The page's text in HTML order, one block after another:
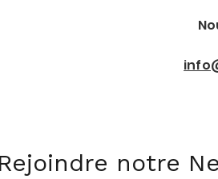
Rejoindre notre